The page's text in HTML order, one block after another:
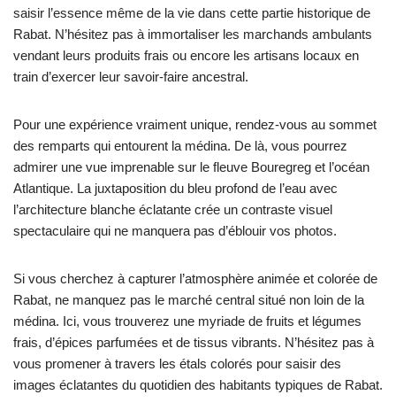
saisir l’essence même de la vie dans cette partie historique de
Rabat. N’hésitez pas à immortaliser les marchands ambulants
vendant leurs produits frais ou encore les artisans locaux en
train d’exercer leur savoir-faire ancestral.
Pour une expérience vraiment unique, rendez-vous au sommet
des remparts qui entourent la médina. De là, vous pourrez
admirer une vue imprenable sur le fleuve Bouregreg et l’océan
Atlantique. La juxtaposition du bleu profond de l’eau avec
l’architecture blanche éclatante crée un contraste visuel
spectaculaire qui ne manquera pas d’éblouir vos photos.
Si vous cherchez à capturer l’atmosphère animée et colorée de
Rabat, ne manquez pas le marché central situé non loin de la
médina. Ici, vous trouverez une myriade de fruits et légumes
frais, d’épices parfumées et de tissus vibrants. N’hésitez pas à
vous promener à travers les étals colorés pour saisir des
images éclatantes du quotidien des habitants typiques de Rabat.